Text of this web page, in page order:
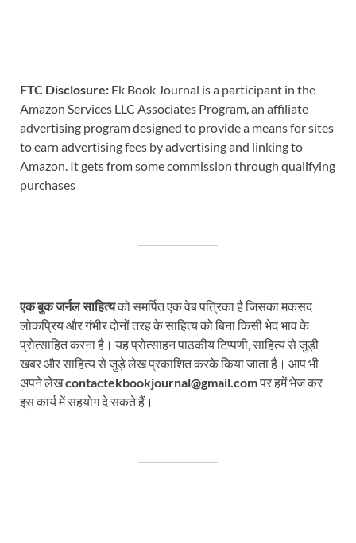
FTC Disclosure: Ek Book Journal is a participant in the
Amazon Services LLC Associates Program, an affiliate
advertising program designed to provide a means for sites
to earn advertising fees by advertising and linking to
Amazon. It gets from some commission through qualifying
purchases
एक बुक जर्नल साहित्यको समर्पित एक वेब पत्रिका है जिसका मकसद
लोकप्रिय और गंभीर दोनों तरह के साहित्य को बिना किसी भेद भाव के
प्रोत्साहित करना है। यह प्रोत्साहन पाठकीय टिप्पणी, साहित्य से जुड़ी
खबर और साहित्य से जुड़े लेख प्रकाशित करके किया जाता है। आप भी
अपने लेखcontactekbookjournal@gmail.comपर हमें भेज कर
इस कार्य में सहयोग दे सकते हैं।